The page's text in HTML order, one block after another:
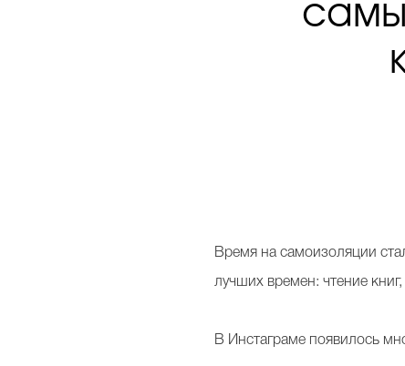
Время на самоизоляции
лучших времен: чтение
В Инстаграме появилось